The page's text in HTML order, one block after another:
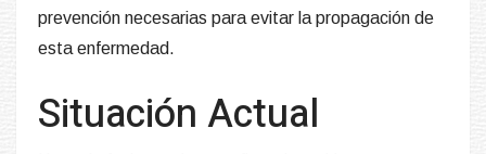
prevención necesarias para evitar la propagación de
esta enfermedad.
Situación Actual